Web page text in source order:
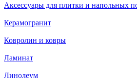
Аксессуары для плитки и напольных
Керамогранит
Ковролин и ковры
Ламинат
Линолеум